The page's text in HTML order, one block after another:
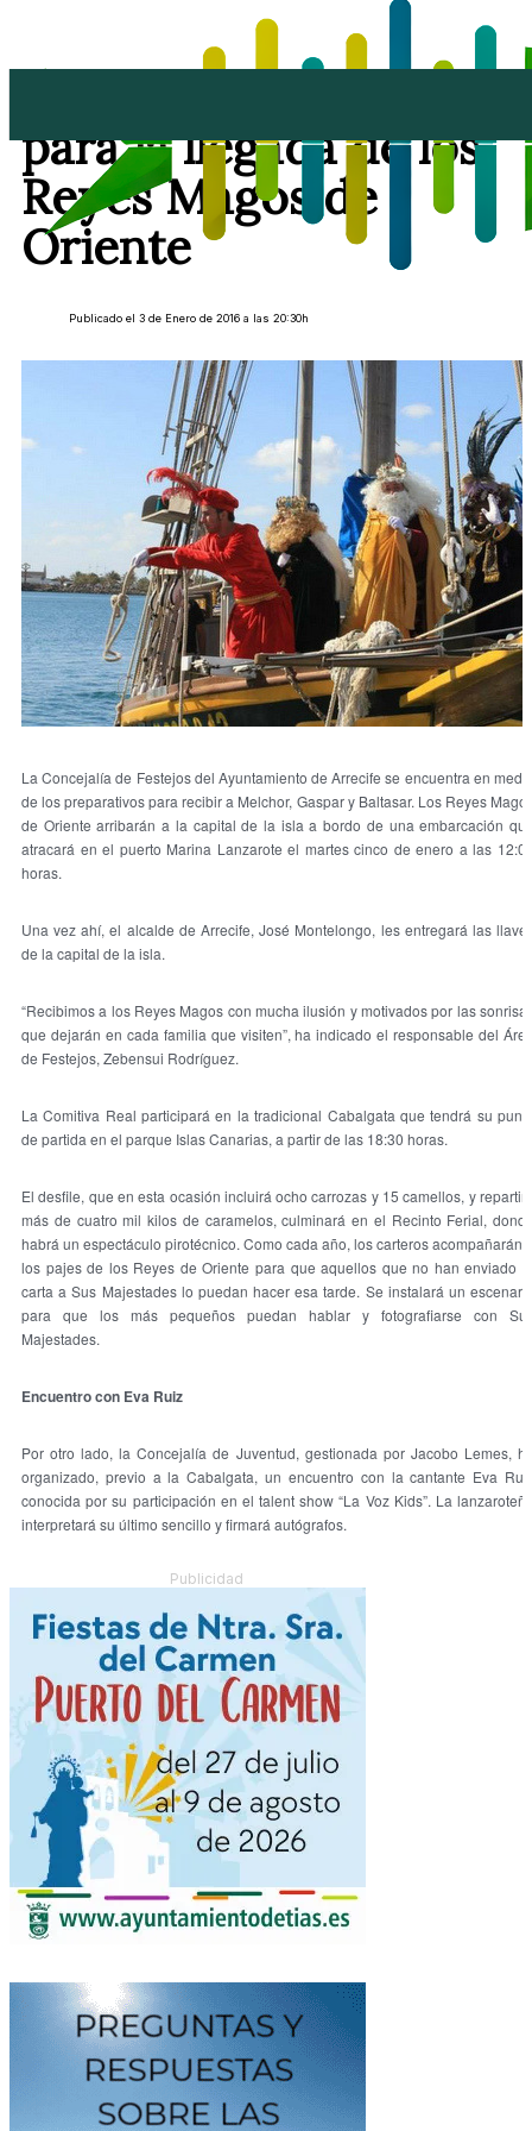
para la llegada de los
Reyes Magos de
Oriente
Publicado el 3 de Enero de 2016 a las 20:30h
La Concejalía de Festejos del Ayuntamiento de Arrecife se encuentra en
de los preparativos para recibir a Melchor, Gaspar y Baltasar. Los Reyes
de Oriente arribarán a la capital de la isla a bordo de una embarcación
atracará en el puerto Marina Lanzarote el martes cinco de enero a las
horas.
Una vez ahí, el alcalde de Arrecife, José Montelongo, les entregará las
de la capital de la isla.
“Recibimos a los Reyes Magos con mucha ilusión y motivados por las
que dejarán en cada familia que visiten”, ha indicado el responsable del
de Festejos, Zebensui Rodríguez.
La Comitiva Real participará en la tradicional Cabalgata que tendrá su
de partida en el parque Islas Canarias, a partir de las 18:30 horas.
El desfile, que en esta ocasión incluirá ocho carrozas y 15 camellos, y
más de cuatro mil kilos de caramelos, culminará en el Recinto Ferial,
habrá un espectáculo pirotécnico. Como cada año, los carteros acompañarán
los pajes de los Reyes de Oriente para que aquellos que no han enviado
carta a Sus Majestades lo puedan hacer esa tarde. Se instalará un
para que los más pequeños puedan hablar y fotografiarse con
Majestades.
Encuentro con Eva Ruiz
Por otro lado, la Concejalía de Juventud, gestionada por Jacobo Lemes,
organizado, previo a la Cabalgata, un encuentro con la cantante Eva
conocida por su participación en el talent show “La Voz Kids”. La
interpretará su último sencillo y firmará autógrafos.
Publicidad